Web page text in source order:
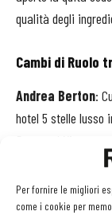
Per fornire le migliori
come i cookie per
qualità degli
Cambi di Ruolo
Andrea Berton:
hotel 5 stelle lusso
Gabriel Collazzo
esclusivo hotel del